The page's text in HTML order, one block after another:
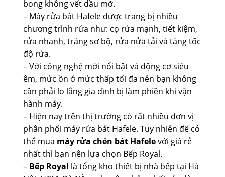
bong không vết dầu mỡ.
– Máy rửa bát Hafele được trang bị nhiều
chương trình rửa như: cọ rửa mạnh, tiết kiệm,
rửa nhanh, tráng sơ bộ, rửa nửa tải và tăng tốc
độ rửa.
– Với công nghệ mới nổi bật và động cơ siêu
êm, mức ồn ở mức thấp tối đa nên bạn không
cần phải lo lắng gia đình bị làm phiền khi vận
hành máy.
– Hiện nay trên thị trường có rất nhiều đơn vị
phân phối máy rửa bát Hafele. Tuy nhiên để có
thể mua máy rửa chén bát Hafelevới giá rẻ
nhất thì bạn nên lựa chọn Bếp Royal.
– Bếp Royal là tổng kho thiết bị nhà bếp tại Hà